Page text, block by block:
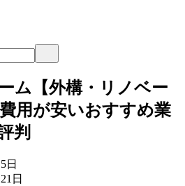
ム【外構・リノベー
用が安いおすすめ業
判
日
日